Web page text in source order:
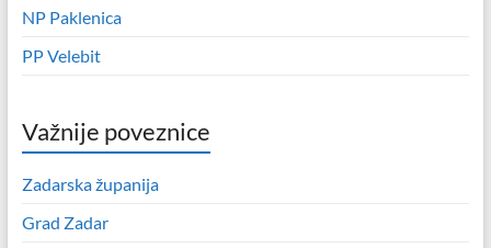
NP Paklenica
PP Velebit
Važnije poveznice
Zadarska županija
Grad Zadar